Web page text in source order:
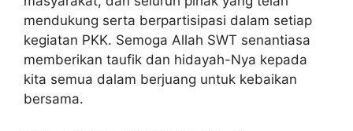
mendukung serta berpartisipasi dalam setiap
kegiatan PKK. Semoga Allah SWT senantiasa
memberikan taufik dan hidayah-Nya kepada
kita semua dalam berjuang untuk kebaikan
bersama.